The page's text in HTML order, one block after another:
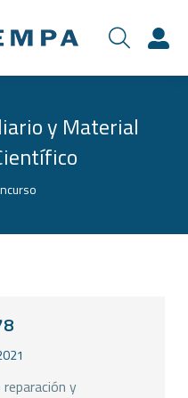
y Material
y